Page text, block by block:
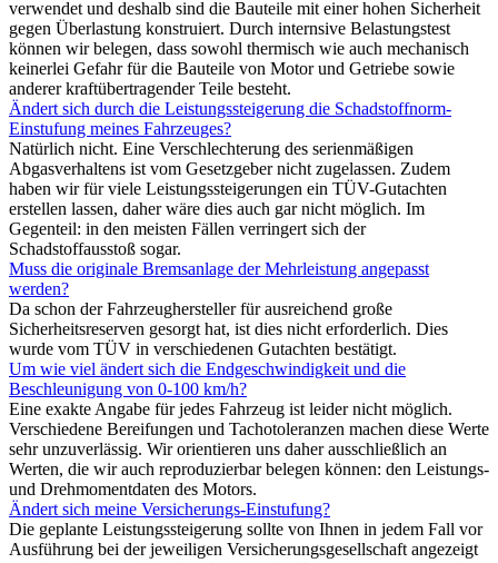
verwendet und deshalb sind die Bauteile mit einer hohen Sicherheit
gegen Überlastung konstruiert. Durch internsive Belastungstest
können wir belegen, dass sowohl thermisch wie auch mechanisch
keinerlei Gefahr für die Bauteile von Motor und Getriebe sowie
anderer kraftübertragender Teile besteht.
Ändert sich durch die Leistungssteigerung die Schadstoffnorm-
Einstufung meines Fahrzeuges?
Natürlich nicht. Eine Verschlechterung des serienmäßigen
Abgasverhaltens ist vom Gesetzgeber nicht zugelassen. Zudem
haben wir für viele Leistungssteigerungen ein TÜV-Gutachten
erstellen lassen, daher wäre dies auch gar nicht möglich. Im
Gegenteil: in den meisten Fällen verringert sich der
Schadstoffausstoß sogar.
Muss die originale Bremsanlage der Mehrleistung angepasst
werden?
Da schon der Fahrzeughersteller für ausreichend große
Sicherheitsreserven gesorgt hat, ist dies nicht erforderlich. Dies
wurde vom TÜV in verschiedenen Gutachten bestätigt.
Um wie viel ändert sich die Endgeschwindigkeit und die
Beschleunigung von 0-100 km/h?
Eine exakte Angabe für jedes Fahrzeug ist leider nicht möglich.
Verschiedene Bereifungen und Tachotoleranzen machen diese Werte
sehr unzuverlässig. Wir orientieren uns daher ausschließlich an
Werten, die wir auch reproduzierbar belegen können: den Leistungs-
und Drehmomentdaten des Motors.
Ändert sich meine Versicherungs-Einstufung?
Die geplante Leistungssteigerung sollte von Ihnen in jedem Fall vor
Ausführung bei der jeweiligen Versicherungsgesellschaft angezeigt